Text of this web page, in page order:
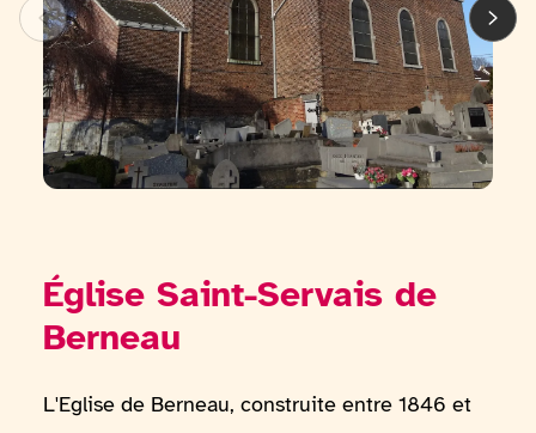
Église Saint-Servais de
Berneau
L'Eglise de Berneau, construite entre 1846 et